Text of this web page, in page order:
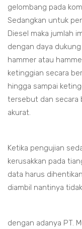
gelombang pada
Sedangkan untuk
Diesel maka jumlah
dengan daya
hammer atau
ketinggian secara
hingga sampai
tersebut dan secara
akurat.
Ketika pengujian
kerusakkan pada
data harus
diambil nantinya
dengan adanya PT.